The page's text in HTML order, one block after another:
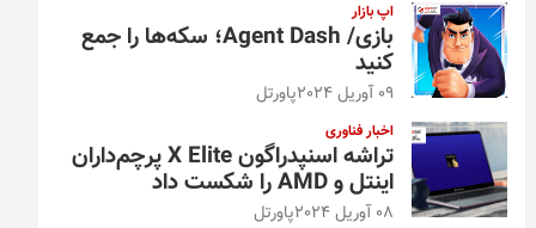
اپ بازار
بازی/ Agent Dash؛ سکه‌ها را جمع
کنید
09 آوریل 2024 پاورتل
اخبار فناوری
تراشه اسنپدراگون X Elite پرچم‌داران
اینتل و AMD را شکست داد
08 آوریل 2024 پاورتل